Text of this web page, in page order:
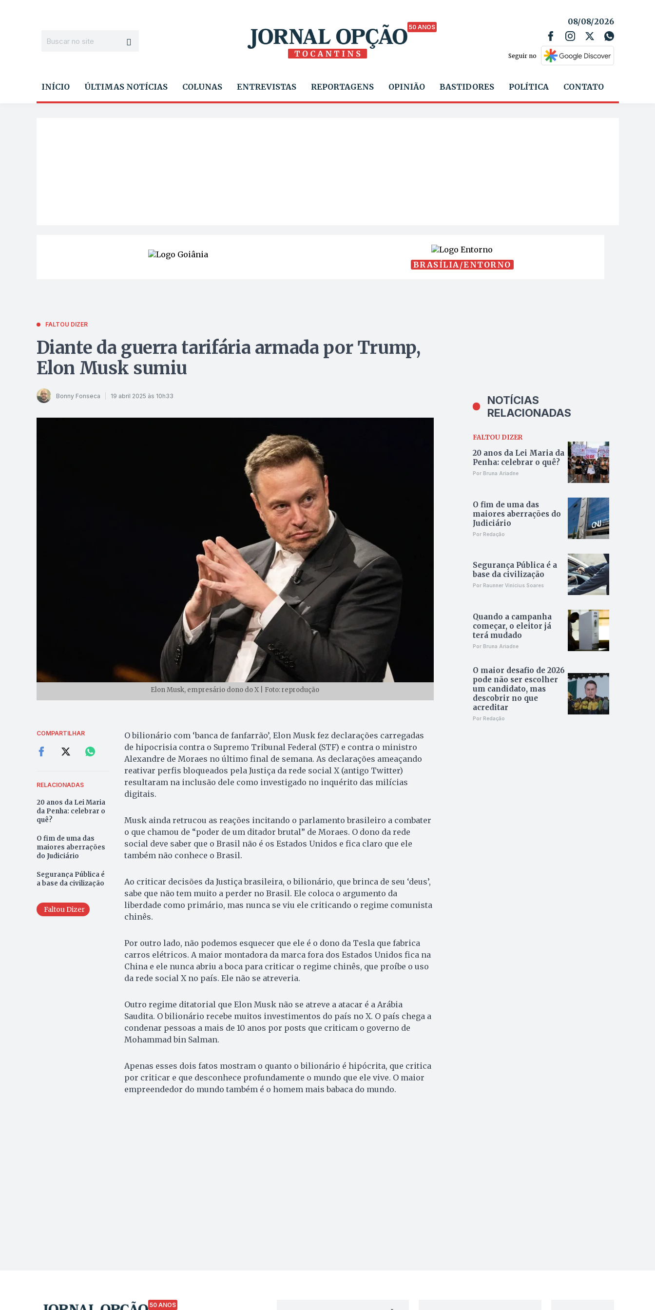
50 ANOS
08/08/2026
Seguir no
INÍCIO ÚLTIMAS NOTÍCIAS COLUNAS ENTREVISTAS REPORTAGENS OPINIÃO BASTIDORES POLÍTICA CONTATO
BRASÍLIA/ENTORNO
FALTOU DIZER
Diante da guerra tarifária armada por Trump,
Elon Musk sumiu
Bonny Fonseca 19 abril 2025 às 10h33
Elon Musk, empresário dono do X | Foto: reprodução
COMPARTILHAR
RELACIONADAS
20 anos da Lei Maria
da Penha: celebrar o
quê?
O fim de uma das
maiores aberrações
do Judiciário
Segurança Pública é
a base da civilização
Faltou Dizer
O bilionário com ‘banca de fanfarrão’, Elon Musk fez declarações carregadas
de hipocrisia contra o Supremo Tribunal Federal (STF) e contra o ministro
Alexandre de Moraes no último final de semana. As declarações ameaçando
reativar perfis bloqueados pela Justiça da rede social X (antigo Twitter)
resultaram na inclusão dele como investigado no inquérito das milícias
digitais.
Musk ainda retrucou as reações incitando o parlamento brasileiro a combater
o que chamou de “poder de um ditador brutal” de Moraes. O dono da rede
social deve saber que o Brasil não é os Estados Unidos e fica claro que ele
também não conhece o Brasil.
Ao criticar decisões da Justiça brasileira, o bilionário, que brinca de seu ‘deus’,
sabe que não tem muito a perder no Brasil. Ele coloca o argumento da
liberdade como primário, mas nunca se viu ele criticando o regime comunista
chinês.
Por outro lado, não podemos esquecer que ele é o dono da Tesla que fabrica
carros elétricos. A maior montadora da marca fora dos Estados Unidos fica na
China e ele nunca abriu a boca para criticar o regime chinês, que proíbe o uso
da rede social X no país. Ele não se atreveria.
Outro regime ditatorial que Elon Musk não se atreve a atacar é a Arábia
Saudita. O bilionário recebe muitos investimentos do país no X. O país chega a
condenar pessoas a mais de 10 anos por posts que criticam o governo de
Mohammad bin Salman.
Apenas esses dois fatos mostram o quanto o bilionário é hipócrita, que critica
por criticar e que desconhece profundamente o mundo que ele vive. O maior
empreendedor do mundo também é o homem mais babaca do mundo.
NOTÍCIAS
RELACIONADAS
FALTOU DIZER
20 anos da Lei Maria da
Penha: celebrar o quê?
Por Bruna Ariadne
O fim de uma das
maiores aberrações do
Judiciário
Por Redação
Segurança Pública é a
base da civilização
Por Raunner Vinícius Soares
Quando a campanha
começar, o eleitor já
terá mudado
Por Bruna Ariadne
O maior desafio de 2026
pode não ser escolher
um candidato, mas
descobrir no que
acreditar
Por Redação
50 ANOS